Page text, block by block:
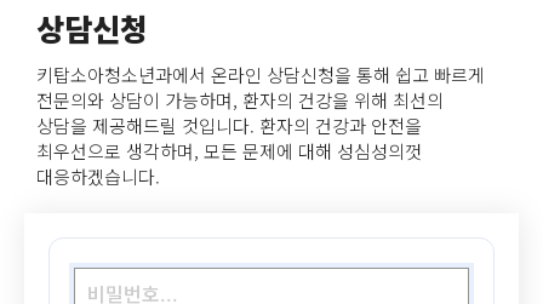
상담신청
키탑소아청소년과에서 온라인 상담신청을 통해 쉽고 빠르게
전문의와 상담이 가능하며, 환자의 건강을 위해 최선의
상담을 제공해드릴 것입니다. 환자의 건강과 안전을
최우선으로 생각하며, 모든 문제에 대해 성심성의껏
대응하겠습니다.